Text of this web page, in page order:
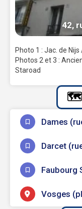
42,
Photo 1 : Jac. de
Photos 2 et 3 :
Staroad
Dames
Darcet
Faubourg
Vosges